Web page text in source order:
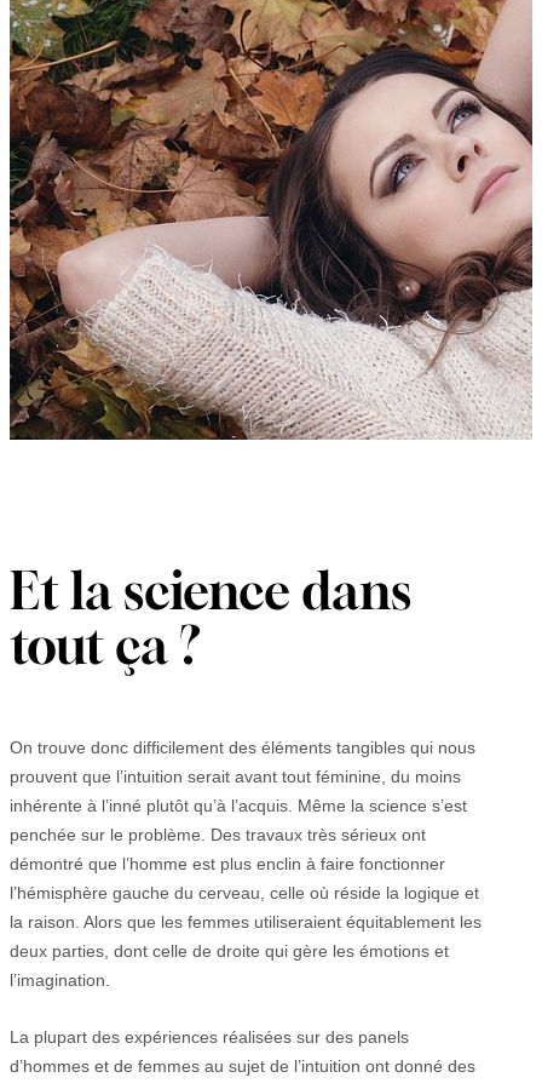
Et la science dans
tout ça ?
On trouve donc difficilement des éléments tangibles qui nous
prouvent que l’intuition serait avant tout féminine, du moins
inhérente à l’inné plutôt qu’à l’acquis. Même la science s’est
penchée sur le problème. Des travaux très sérieux ont
démontré que l’homme est plus enclin à faire fonctionner
l’hémisphère gauche du cerveau, celle où réside la logique et
la raison. Alors que les femmes utiliseraient équitablement les
deux parties, dont celle de droite qui gère les émotions et
l’imagination.
La plupart des expériences réalisées sur des panels
d’hommes et de femmes au sujet de l’intuition ont donné des